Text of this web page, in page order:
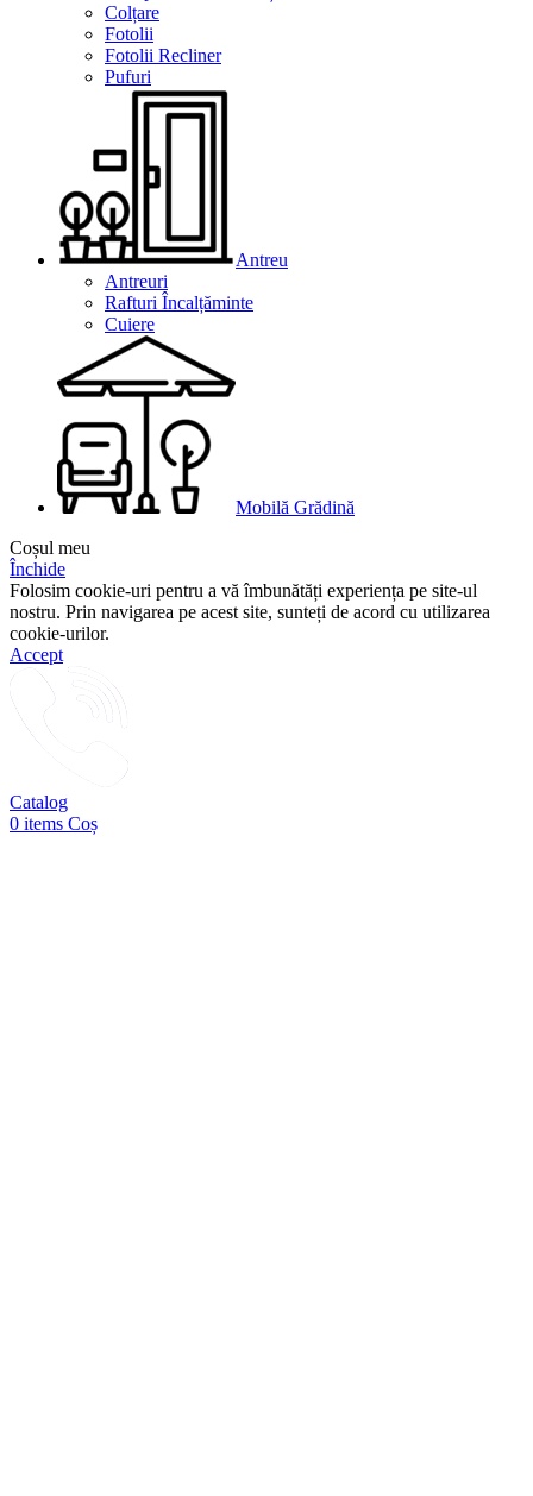
Colțare
Fotolii
Fotolii Recliner
Pufuri
Antreu
Antreuri
Rafturi Încalțăminte
Cuiere
Mobilă Grădină
Coșul meu
Închide
Folosim cookie-uri pentru a vă îmbunătăți experiența pe site-ul
nostru. Prin navigarea pe acest site, sunteți de acord cu utilizarea
cookie-urilor.
Accept
Catalog
0 items Coș